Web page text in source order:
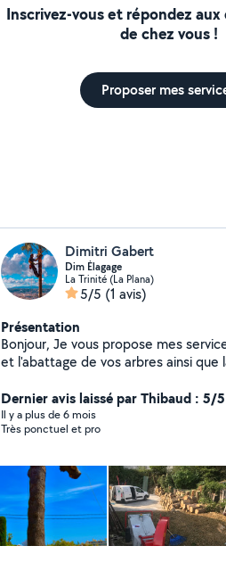
Inscrivez-vous et répondez
de chez vous !
Proposer mes
Dimitri Gabert
Dim Élagage
La Trinité (La Plana)
5/5 (1 avis)
Présentation
Bonjour, Je vous propose mes services dans l'élagage
et l'abattage de vos arbres ainsi que
matériel adéquate je vous garantie la
travail appliqué. À l'écoute de mes
mieux pour vous guider dans vos choix. Réactif, je
respect des engagements. Devis GRATUIT ! N'hésitez
pas à me contacter pour plus de
Merci
Dernier avis laissé par Thibaud : 5/5
Il y a plus de 6 mois
Très ponctuel et pro